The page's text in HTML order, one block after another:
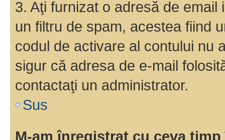
3. Aţi furnizat o adresă de
un filtru de spam, acestea fiind
codul de activare al contului nu
sigur că adresa de e-mail
contactaţi un administrator.
Sus
M-am înregistrat cu ceva